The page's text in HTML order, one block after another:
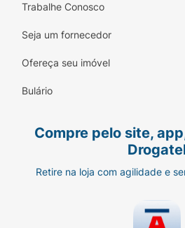
Trabalhe Conosco
Seja um fornecedor
Ofereça seu imóvel
Bulário
Compre pelo site,
Retire na loja com agilidade e